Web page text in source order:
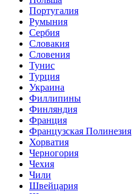
Португалия
Румыния
Сербия
Словакия
Словения
Тунис
Турция
Украина
Филлипины
Финляндия
Франция
Французская Полинезия
Хорватия
Черногория
Чехия
Чили
Швейцария